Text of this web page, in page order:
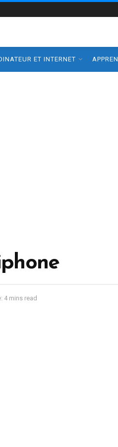
ET INTERNET
4 mins read